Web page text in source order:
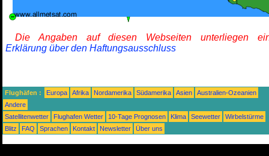
Die Angaben auf diesen Webseiten unterliegen
Erklärung über den Haftungsausschluss
Flughäfen : Europa Afrika Nordamerika Südamerika Asien
Australien-Ozeanien
Andere
Satellitenwetter
Flughafen Wetter 10-Tage Prognosen Klima Seewetter
Wirbelstürme
Blitz
FAQ Sprachen Kontakt Newsletter Über uns